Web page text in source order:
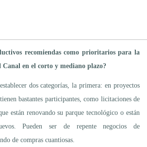
recomiendas como prioritarios para la
en el corto y mediano plazo?
dos categorías, la primera: en proyectos
bastantes participantes, como licitaciones de
están renovando su parque tecnológico o están
Pueden ser de repente negocios de
de compras cuantiosas.